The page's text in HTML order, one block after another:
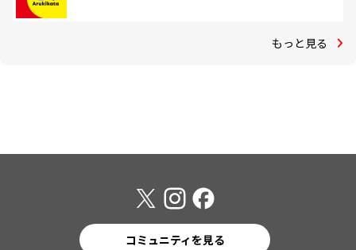
もっと見る
コミュニティを見る